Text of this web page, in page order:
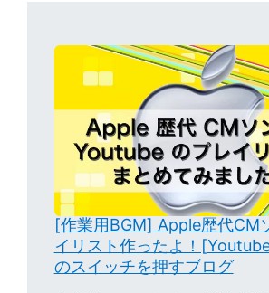
[作業用BGM] Apple歴代CM
イリスト作ったよ！
のスイッチを押すブログ